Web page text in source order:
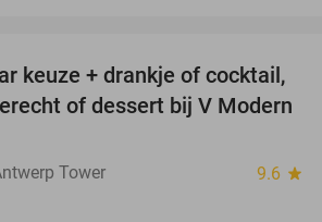
28%
keuze + drankje of cocktail,
of dessert bij V Modern
Tower 9.6 star